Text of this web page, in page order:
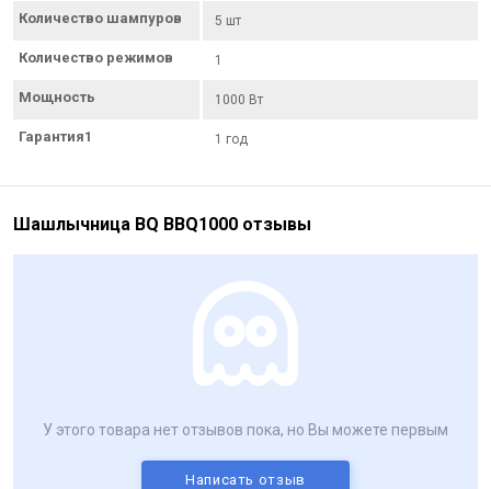
Количество шампуров 5 шт
Количество режимов 1
Мощность 1000 Вт
Гарантия1 1 год
Шашлычница BQ BBQ1000 отзывы
У этого товара нет отзывов пока, но Вы можете первым
Написать отзыв